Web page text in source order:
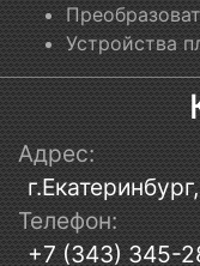
Устройства
Адрес:
Телефон:
+7 (343) 345-